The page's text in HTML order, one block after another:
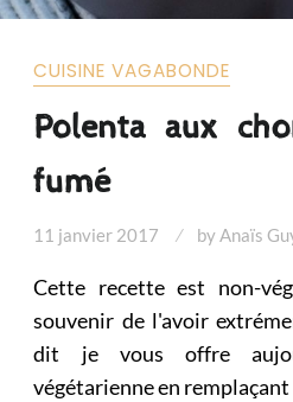
CUISINE VAGABONDE
Polenta aux
fumé
11 janvier 2017 byAnaïs
Cette recette est non-
souvenir de l'avoir
dit je vous offre
végétarienne en